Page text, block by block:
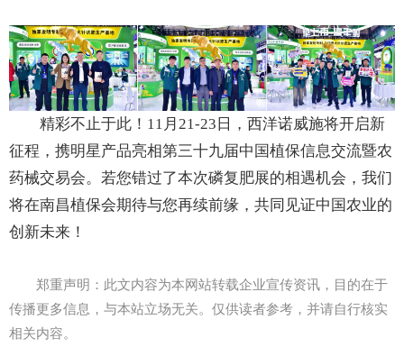
精彩不止于此！11月21-23日，西洋诺威施将开启新
征程，携明星产品亮相第三十九届中国植保信息交流暨农
药械交易会。若您错过了本次磷复肥展的相遇机会，我们
将在南昌植保会期待与您再续前缘，共同见证中国农业的
创新未来！
郑重声明：此文内容为本网站转载企业宣传资讯，目的在于
传播更多信息，与本站立场无关。仅供读者参考，并请自行核实
相关内容。